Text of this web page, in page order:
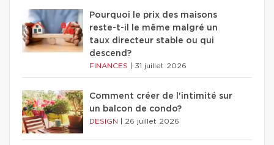
Pourquoi le prix des maisons
reste-t-il le même malgré un
taux directeur stable ou qui
descend?
FINANCES 31 juillet 2026
Comment créer de l'intimité sur
un balcon de condo?
DESIGN 26 juillet 2026